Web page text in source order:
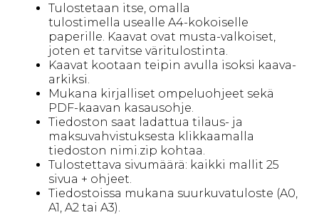
Tulostetaan itse, omalla
tulostimella usealle A4-kokoiselle
paperille. Kaavat ovat musta-valkoiset,
joten et tarvitse väritulostinta.
Kaavat kootaan teipin avulla isoksi kaava-
arkiksi.
Mukana kirjalliset ompeluohjeet sekä
PDF-kaavan kasausohje.
Tiedoston saat ladattua tilaus- ja
maksuvahvistuksesta klikkaamalla
tiedoston nimi.zip kohtaa.
Tulostettava sivumäärä: kaikki mallit 25
sivua + ohjeet.
Tiedostoissa mukana suurkuvatuloste (A0,
A1, A2 tai A3).